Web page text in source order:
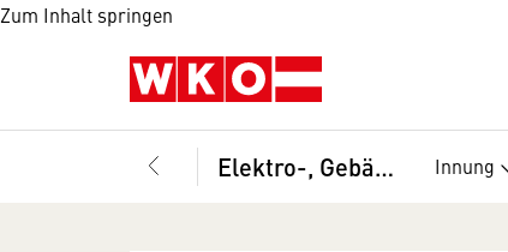
Zum Inhalt springen
Elektro-, Gebäude-, Alarm- und Kommunikationstechniker, Bundesinnung Innung